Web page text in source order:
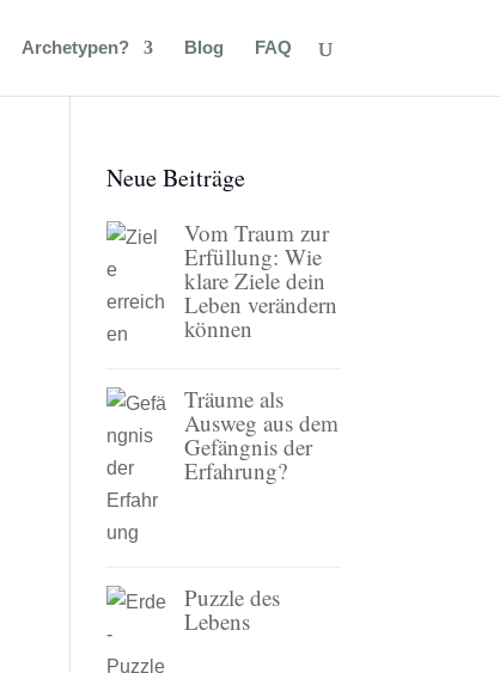
Archetypen? Blog FAQ
Neue Beiträge
Vom Traum zur
Erfüllung: Wie
klare Ziele dein
Leben verändern
können
Träume als
Ausweg aus dem
Gefängnis der
Erfahrung?
Puzzle des
Lebens